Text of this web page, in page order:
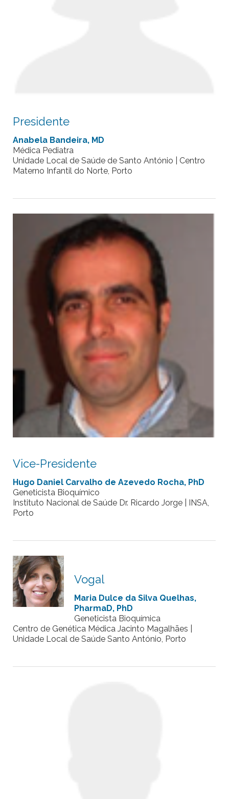
Presidente
Anabela Bandeira, MD
Médica Pediatra
Unidade Local de Saúde de Santo António | Centro
Materno Infantil do Norte, Porto
Vice-Presidente
Hugo Daniel Carvalho de Azevedo Rocha, PhD
Geneticista Bioquímico
Instituto Nacional de Saúde Dr. Ricardo Jorge | INSA,
Porto
Vogal
Maria Dulce da Silva Quelhas,
PharmaD, PhD
Geneticista Bioquímica
Centro de Genética Médica Jacinto Magalhães |
Unidade Local de Saúde Santo António, Porto